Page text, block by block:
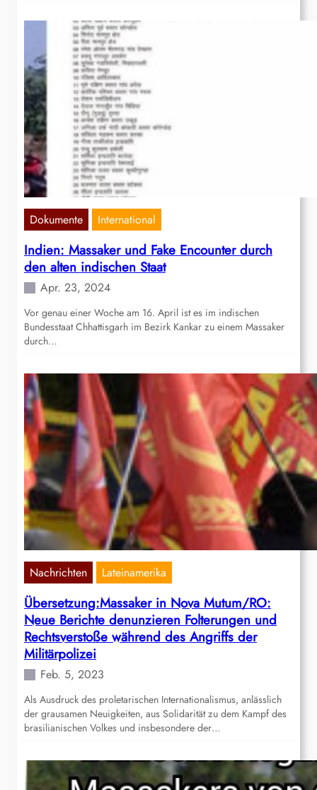
Dokumente International
Indien: Massaker und Fake Encounter durch
den alten indischen Staat
Apr. 23, 2024
Vor genau einer Woche am 16. April ist es im indischen
Bundesstaat Chhattisgarh im Bezirk Kankar zu einem Massaker
durch…
Nachrichten Lateinamerika
Übersetzung:Massaker in Nova Mutum/RO:
Neue Berichte denunzieren Folterungen und
Rechtsverstoße während des Angriffs der
Militärpolizei
Feb. 5, 2023
Als Ausdruck des proletarischen Internationalismus, anlässlich
der grausamen Neuigkeiten, aus Solidarität zu dem Kampf des
brasilianischen Volkes und insbesondere der…